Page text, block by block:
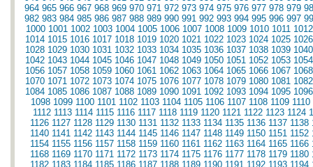
964 965 966 967 968 969 970 971 972 973 974 975 976 977 978 979
982 983 984 985 986 987 988 989 990 991 992 993 994 995 996 997
1000 1001 1002 1003 1004 1005 1006 1007 1008 1009 1010 1011 1012
1014 1015 1016 1017 1018 1019 1020 1021 1022 1023 1024 1025 1026
1028 1029 1030 1031 1032 1033 1034 1035 1036 1037 1038 1039 1040
1042 1043 1044 1045 1046 1047 1048 1049 1050 1051 1052 1053 1054
1056 1057 1058 1059 1060 1061 1062 1063 1064 1065 1066 1067 1068
1070 1071 1072 1073 1074 1075 1076 1077 1078 1079 1080 1081 1082
1084 1085 1086 1087 1088 1089 1090 1091 1092 1093 1094 1095 1096
1098 1099 1100 1101 1102 1103 1104 1105 1106 1107 1108 1109 1110
1112 1113 1114 1115 1116 1117 1118 1119 1120 1121 1122 1123 1124
1126 1127 1128 1129 1130 1131 1132 1133 1134 1135 1136 1137 1138
1140 1141 1142 1143 1144 1145 1146 1147 1148 1149 1150 1151 1152
1154 1155 1156 1157 1158 1159 1160 1161 1162 1163 1164 1165 1166
1168 1169 1170 1171 1172 1173 1174 1175 1176 1177 1178 1179 1180
1182 1183 1184 1185 1186 1187 1188 1189 1190 1191 1192 1193 1194